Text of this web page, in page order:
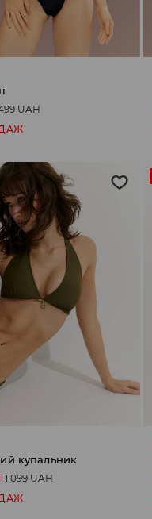
UAH
купальник
1 099 UAH